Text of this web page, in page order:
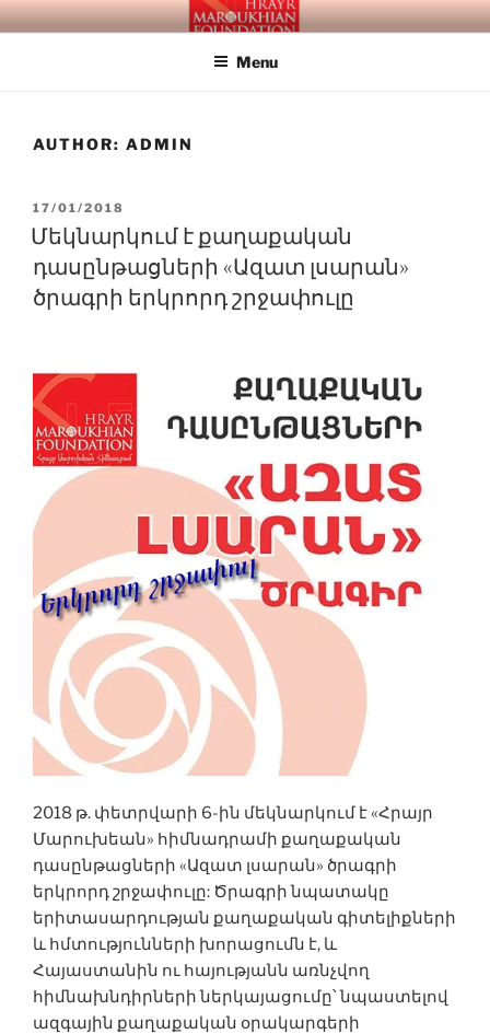
Skip
to
HRAYR MAROUKHIAN
FOUNDATION
Building Social Democray in Armenia and Beyond
Menu
AUTHOR: ADMIN
POSTED
ON
17/01/2018
Մեկնարկում է քաղաքական
դասընթացների «Ազատ լսարան»
ծրագրի երկրորդ շրջափուլը
2018 թ. փետրվարի 6-ին մեկնարկում է «Հրայր
Մարուխեան» հիմնադրամի քաղաքական
դասընթացների «Ազատ լսարան» ծրագրի
երկրորդ շրջափուլը: Ծրագրի նպատակը
երիտասարդության քաղաքական գիտելիքների
և հմտությունների խորացումն է, և
Հայաստանին ու հայությանն առնչվող
հիմնախնդիրների ներկայացումը՝ նպաստելով
ազգային քաղաքական օրակարգերի